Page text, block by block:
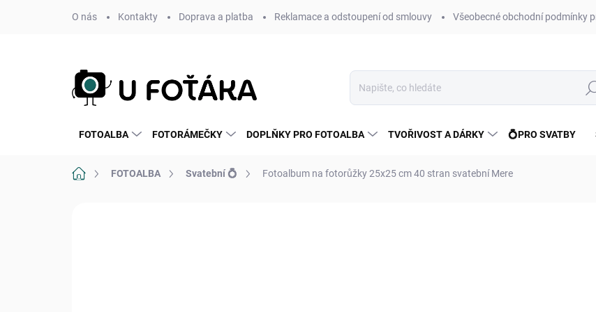
O nás Kontakty Doprava a platba Reklamace a odstoupení od smlouvy Všeobecné obchodní podmínky
FOTOALBA FOTORÁMEČKY DOPLŇKY PRO FOTOALBA TVOŘIVOST A DÁRKY 💍PRO SVATBY
Domů FOTOALBA Svatební 💍 Fotoalbum na fotorůžky 25x25 cm 40 stran svatební Mere